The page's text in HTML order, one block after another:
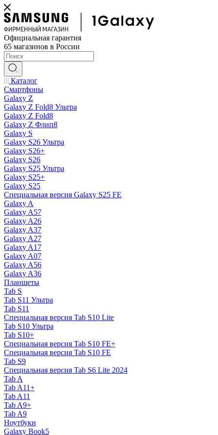
Официальная гарантия
65 магазинов в России
Каталог
Смартфоны
Galaxy Z
Galaxy Z Fold8 Ультра
Galaxy Z Fold8
Galaxy Z Флип8
Galaxy S
Galaxy S26 Ультра
Galaxy S26+
Galaxy S26
Galaxy S25 Ультра
Galaxy S25+
Galaxy S25
Специальная версия Galaxy S25 FE
Galaxy A
Galaxy A57
Galaxy A26
Galaxy A37
Galaxy A27
Galaxy A17
Galaxy A07
Galaxy A56
Galaxy A36
Планшеты
Tab S
Tab S11 Ультра
Tab S11
Специальная версия Tab S10 Lite
Tab S10 Ультра
Tab S10+
Специальная версия Tab S10 FE+
Специальная версия Tab S10 FE
Tab S9
Специальная версия Tab S6 Lite 2024
Tab A
Tab A11+
Tab A11
Tab A9+
Tab A9
Ноутбуки
Galaxy Book5